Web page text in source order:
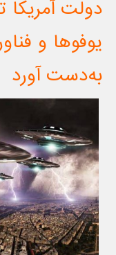
دولت آمریکا
یوفوها و
به‌دست آورد